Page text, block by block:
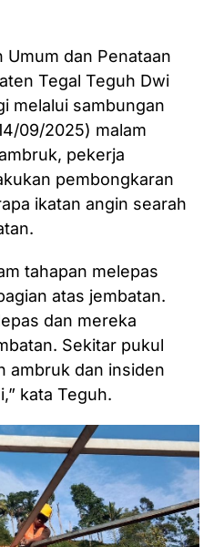
Umum dan Penataan
Tegal Teguh Dwi
melalui sambungan
09/2025) malam
pekerja
pembongkaran
ikatan angin searah
tahapan melepas
atas jembatan.
dan mereka
Sekitar pukul
ambruk dan insiden
kata Teguh.